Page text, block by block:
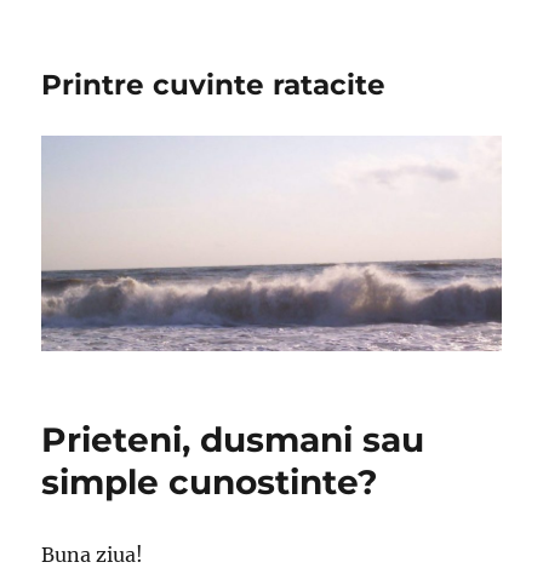
Printre cuvinte ratacite
Prieteni, dusmani sau
simple cunostinte?
Buna ziua!